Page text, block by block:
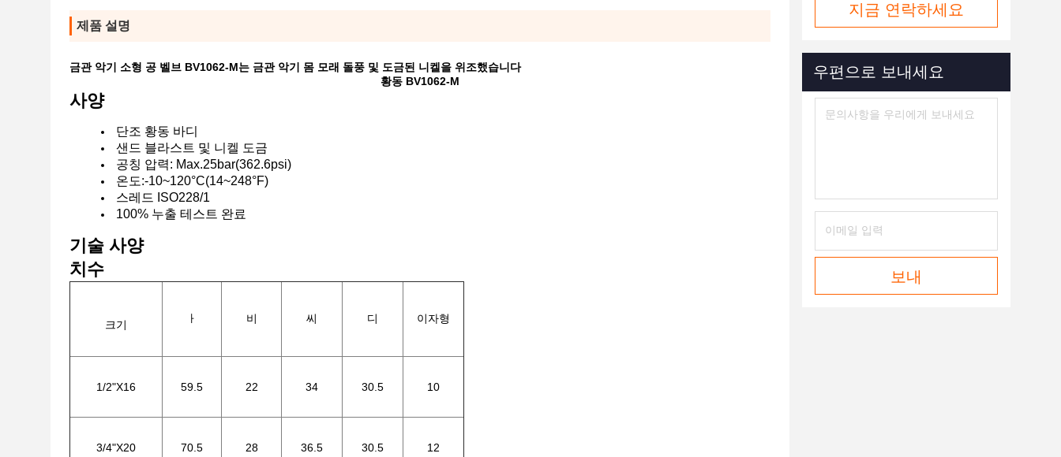
제품 설명
금관 악기 소형 공 벨브 BV1062-M는 금관 악기 몸 모래 돌풍 및 도금된 니켈을 위조했습니다
황동 BV1062-M
사양
단조 황동 바디
샌드 블라스트 및 니켈 도금
공칭 압력: Max.25bar(362.6psi)
온도:-10~120°C(14~248°F)
스레드 ISO228/1
100% 누출 테스트 완료
기술 사양
치수
크기 ㅏ 비 씨 디 이자형
1/2"X16 59.5 22 34 30.5 10
3/4"X20 70.5 28 36.5 30.5 12
지금 연락하세요
우편으로 보내세요
보내